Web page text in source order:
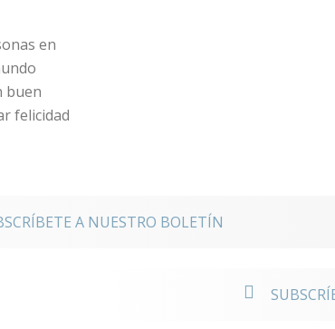
en
buen
felicidad
A NUESTRO BOLETÍN